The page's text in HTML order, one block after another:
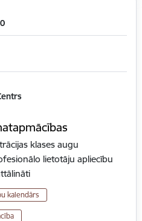
klases augu
lietotāju apliecību
kalendārs